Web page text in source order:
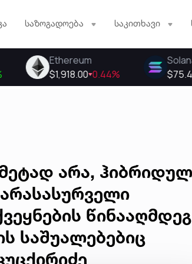
საზოგადოება საკითხავი
არა,
წინააღმდეგ
საშუალებებიც